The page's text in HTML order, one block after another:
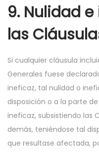
9. Nulidad
las
Si cualquier cláusula
Generales fuese
ineficaz, tal nulidad o
disposición o a la parte
ineficaz, subsistiendo las
demás, teniéndose tal
que resultase afectada,